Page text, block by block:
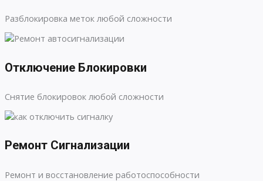
Разблокировка меток любой сложности
Отключение Блокировки
Снятие блокировок любой сложности
Ремонт Сигнализации
Ремонт и восстановление работоспособности